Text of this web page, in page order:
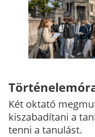
Két oktató
kiszabadítani a
tenni a tanulást.